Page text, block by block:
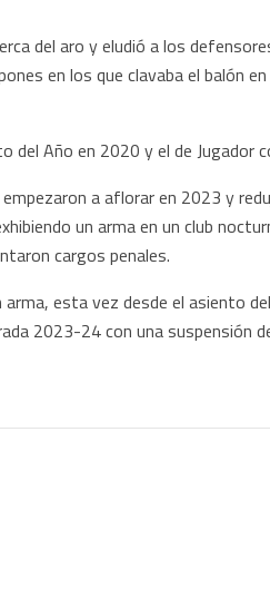
del aro y eludió a los
en los que clavaba el balón
del Año en 2020 y el de Jugador
a aflorar en 2023 y
un arma en un club
cargos penales.
esta vez desde el asiento
2023-24 con una suspensión